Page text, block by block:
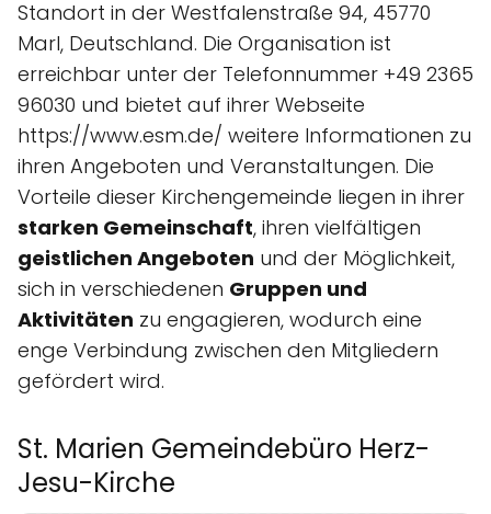
Standort in der Westfalenstraße 94, 45770
Marl, Deutschland. Die Organisation ist
erreichbar unter der Telefonnummer +49 2365
96030 und bietet auf ihrer Webseite
https://www.esm.de/ weitere Informationen zu
ihren Angeboten und Veranstaltungen. Die
Vorteile dieser Kirchengemeinde liegen in ihrer
starken Gemeinschaft, ihren vielfältigen
geistlichen Angeboten und der Möglichkeit,
sich in verschiedenen Gruppen und
Aktivitäten zu engagieren, wodurch eine
enge Verbindung zwischen den Mitgliedern
gefördert wird.
St. Marien Gemeindebüro Herz-
Jesu-Kirche